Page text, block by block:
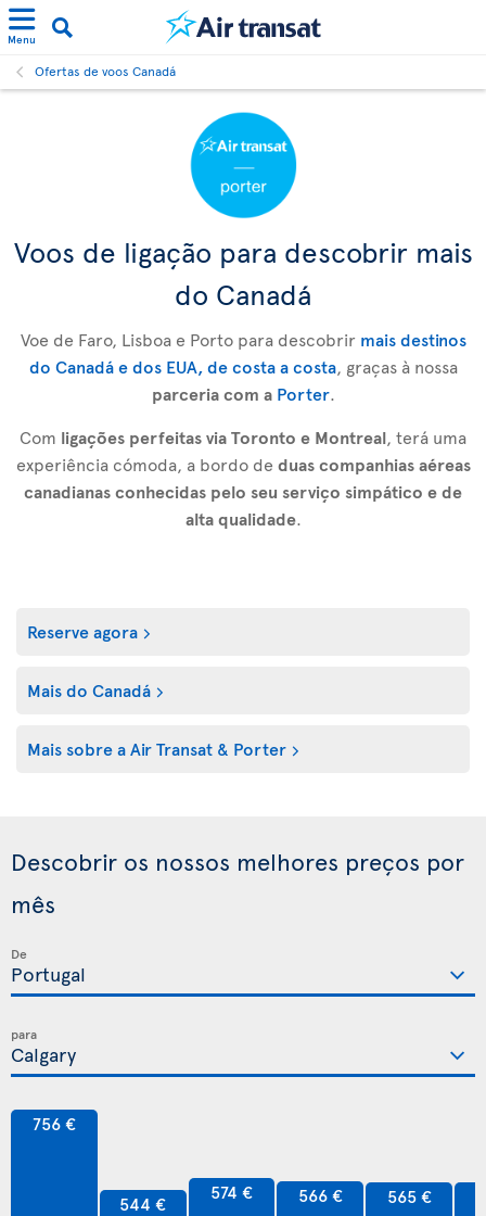
Menu
Ofertas de voos Canadá
Voos de ligação para descobrir mais
do Canadá
Voe de Faro, Lisboa e Porto para descobrir mais destinos
do Canadá e dos EUA, de costa a costa, graças à nossa
parceria com a Porter.
Com ligações perfeitas via Toronto e Montreal, terá uma
experiência cómoda, a bordo de duas companhias aéreas
canadianas conhecidas pelo seu serviço simpático e de
alta qualidade.
Reserve agora
Mais do Canadá
Mais sobre a Air Transat & Porter
Descobrir os nossos melhores preços por
mês
De
para
756 €
544 € 574 € 566 € 565 €